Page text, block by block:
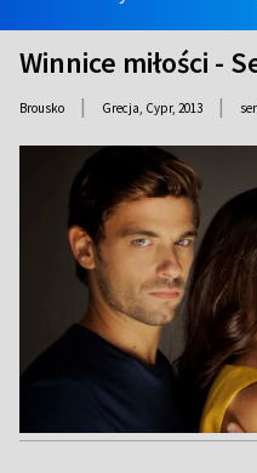
Winnice miłości -
Brousko | Grecja, Cypr, 2013 |